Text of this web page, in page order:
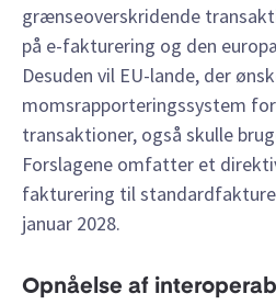
grænseoverskridende
på e-fakturering og den
Desuden vil EU-lande, der
momsrapporteringssystem
transaktioner, også skulle
Forslagene omfatter et
fakturering til
januar 2028.
Opnåelse af